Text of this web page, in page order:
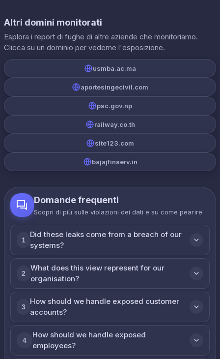
Altri domini monitorati
Esplora i report di fughe di altre aziende che monitoriamo.
Clicca su un dominio per vederne l'esposizione.
usmba.ac.ma
aportesingecivil.com
psc.gov.np
railway.co.th
site123.com
bajajfinserv.in
Domande frequenti
Scopri di più sulle violazioni dei dati e su come реагire
1
Did these leaks come from a breach of our
systems?
2
What does this view represent for our
organisation?
3
How should we handle exposed customer
accounts?
4
How should we handle exposed
employees?